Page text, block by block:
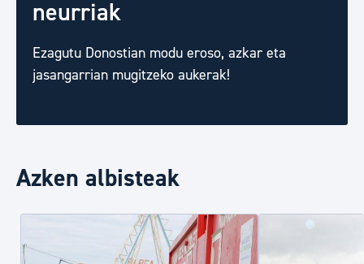
neurriak
Ezagutu Donostian modu eroso, azkar eta
jasangarrian mugitzeko aukerak!
Azken albisteak